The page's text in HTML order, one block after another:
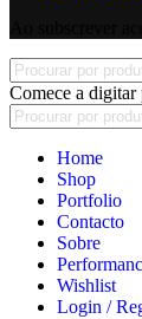
Comece a digitar
Home
Shop
Portfolio
Contacto
Sobre
Wishlist
Login /